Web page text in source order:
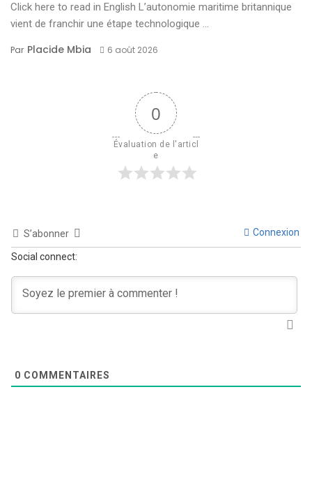
Click here to read in English L’autonomie maritime britannique
vient de franchir une étape technologique ...
Par Placide Mbia 6 août 2026
0
Évaluation de l'articl
e
S’abonner Connexion
Social connect:
0 COMMENTAIRES